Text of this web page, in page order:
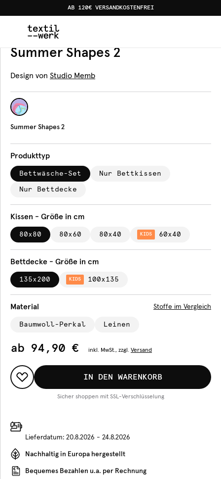
AB 120€ VERSANDKOSTENFREI
Produkte Bettwäsche Summer Shapes 2
Bettwäsche
Summer Shapes 2
Design von Studio Memb
Summer Shapes 2
Produkttyp
Bettwäsche-Set Nur Bettkissen
Nur Bettdecke
Kissen - Größe in cm
80x80 80x60 80x40 KIDS 60x40
Bettdecke - Größe in cm
135x200 KIDS 100x135
Material Stoffe im Vergleich
Baumwoll-Perkal Leinen
ab 94,90 € inkl. MwSt., zzgl. Versand
IN DEN WARENKORB
Sicher shoppen mit SSL-Verschlüsselung
Lieferdatum: 20.8.2026 - 24.8.2026
Nachhaltig in Europa hergestellt
Bequemes Bezahlen u.a. per Rechnung